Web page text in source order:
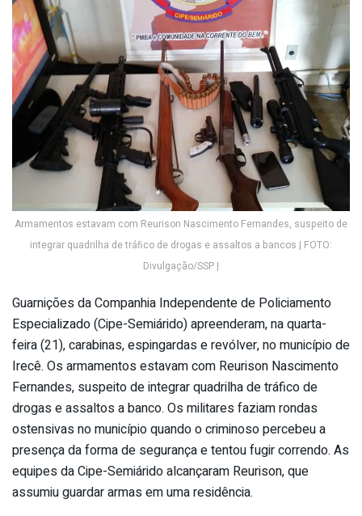
Armamentos estavam com Reurison Nascimento Fernandes, suspeito de
integrar quadrilha de tráfico de drogas e assaltos a bancos | FOTO:
Divulgação/SSP |
Guarnições da Companhia Independente de Policiamento
Especializado (Cipe-Semiárido) apreenderam, na quarta-
feira (21), carabinas, espingardas e revólver, no município de
Irecê. Os armamentos estavam com Reurison Nascimento
Fernandes, suspeito de integrar quadrilha de tráfico de
drogas e assaltos a banco. Os militares faziam rondas
ostensivas no município quando o criminoso percebeu a
presença da forma de segurança e tentou fugir correndo. As
equipes da Cipe-Semiárido alcançaram Reurison, que
assumiu guardar armas em uma residência.